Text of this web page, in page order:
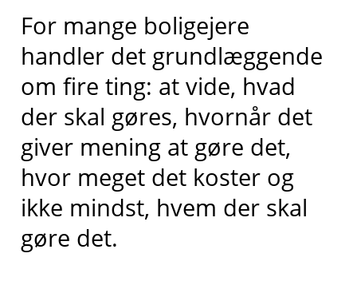
For mange boligejere
handler det grundlæggende
om fire ting: at vide, hvad
der skal gøres, hvornår det
giver mening at gøre det,
hvor meget det koster og
ikke mindst, hvem der skal
gøre det.